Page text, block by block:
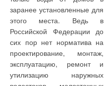
заранее установленные для
этого места. Ведь в
Российской Федерации до
сих пор нет норматива на
проектирование, монтаж,
эксплуатацию, ремонт и
утилизацию наружных
осуществляется
непосредственно
кондиционирование
обслуживаемых
помещений. Другой вариант
организации центральной
системы
кондиционирования здания
«в линию». Новый типоряд
Etaline-R превосходно
соответствует как
повышенным требованиям к
функционалу (в связи с
увеличением этажности
зданий), так и задачам